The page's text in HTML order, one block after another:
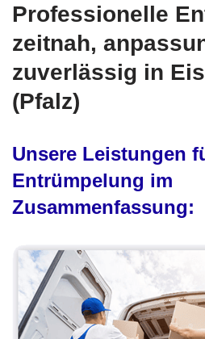
Professionelle
zeitnah,
zuverlässig in
(Pfalz)
Unsere Leistungen
Entrümpelung im
Zusammenfassung: